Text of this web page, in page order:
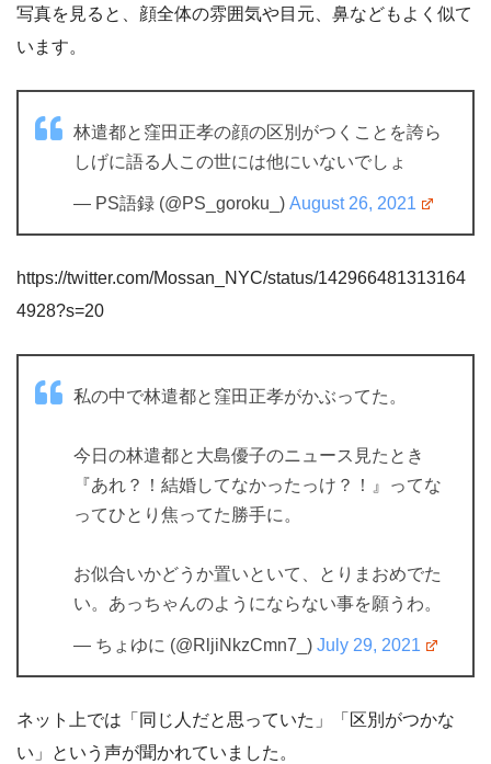
写真を見ると、顔全体の雰囲気や目元、鼻などもよく似て
います。
林遣都と窪田正孝の顔の区別がつくことを誇ら
しげに語る人この世には他にいないでしょ
— PS語録 (@PS_goroku_) August 26, 2021
https://twitter.com/Mossan_NYC/status/142966481313164
4928?s=20
私の中で林遣都と窪田正孝がかぶってた。
今日の林遣都と大島優子のニュース見たとき
『あれ？！結婚してなかったっけ？！』ってな
ってひとり焦ってた勝手に。
お似合いかどうか置いといて、とりまおめでた
い。あっちゃんのようにならない事を願うわ。
— ちょゆに (@RljiNkzCmn7_) July 29, 2021
ネット上では「同じ人だと思っていた」「区別がつかな
い」という声が聞かれていました。